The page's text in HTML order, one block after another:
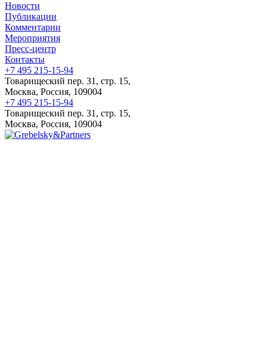
Новости
Публикации
Комментарии
Мероприятия
Пресс-центр
Контакты
+7 495 215-15-94
Товарищеский пер. 31, стр. 15,
Москва, Россия, 109004
+7 495 215-15-94
Товарищеский пер. 31, стр. 15,
Москва, Россия, 109004